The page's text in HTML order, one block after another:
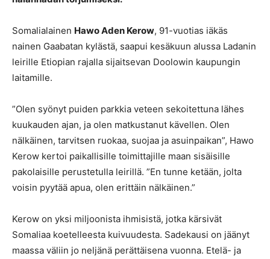
Somalialainen Hawo Aden Kerow, 91-vuotias iäkäs
nainen Gaabatan kylästä, saapui kesäkuun alussa Ladanin
leirille Etiopian rajalla sijaitsevan Doolowin kaupungin
laitamille.
”Olen syönyt puiden parkkia veteen sekoitettuna lähes
kuukauden ajan, ja olen matkustanut kävellen. Olen
nälkäinen, tarvitsen ruokaa, suojaa ja asuinpaikan”, Hawo
Kerow kertoi paikallisille toimittajille maan sisäisille
pakolaisille perustetulla leirillä. ”En tunne ketään, jolta
voisin pyytää apua, olen erittäin nälkäinen.”
Kerow on yksi miljoonista ihmisistä, jotka kärsivät
Somaliaa koetelleesta kuivuudesta. Sadekausi on jäänyt
maassa väliin jo neljänä perättäisena vuonna. Etelä- ja